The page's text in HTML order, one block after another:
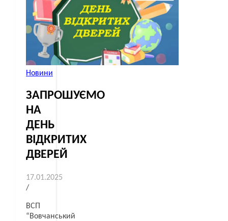
Новини
ЗАПРОШУЄМО
НА
ДЕНЬ
ВІДКРИТИХ
ДВЕРЕЙ
17.01.2025
/
ВСП
“Вовчанський